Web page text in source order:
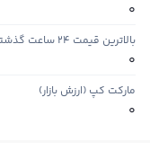
0
بالاترین قیمت ۲۴ ساعت گذشته
0
مارکت کپ (ارزش بازار)
0